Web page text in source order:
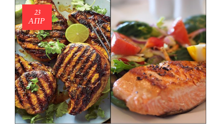
23
ΑΠΡ